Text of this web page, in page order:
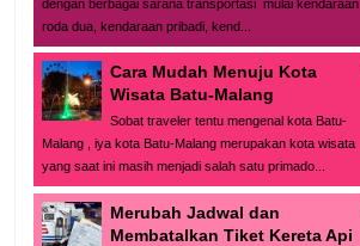
dengan berbagai sarana transportasi mulai kendaraan
roda dua, kendaraan pribadi, kend...
Cara Mudah Menuju Kota
Wisata Batu-Malang
Sobat traveler tentu mengenal kota Batu-
Malang , iya kota Batu-Malang merupakan kota wisata
yang saat ini masih menjadi salah satu primado...
Merubah Jadwal dan
Membatalkan Tiket Kereta Api